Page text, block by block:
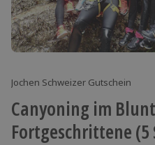
Jochen Schweizer Gutschein
Canyoning im
Fortgeschrittene (5